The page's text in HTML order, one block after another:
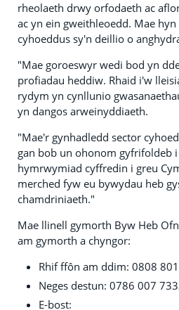
rheolaeth drwy orfodaeth ac
ac yn ein gweithleoedd. Mae
cyhoeddus sy'n deillio o
"Mae goroeswyr wedi bod yn
profiadau heddiw. Rhaid i'w
rydym yn cynllunio
yn dangos arweinyddiaeth.
"Mae'r gynhadledd sector
gan bob un ohonom gyfrifoldeb
hymrwymiad cyffredin i greu
merched fyw eu bywydau heb
chamdriniaeth."
Mae llinell gymorth Byw Heb
am gymorth a chyngor:
Rhif ffôn am ddim: 0808
Neges destun: 0786 007
E-bost: